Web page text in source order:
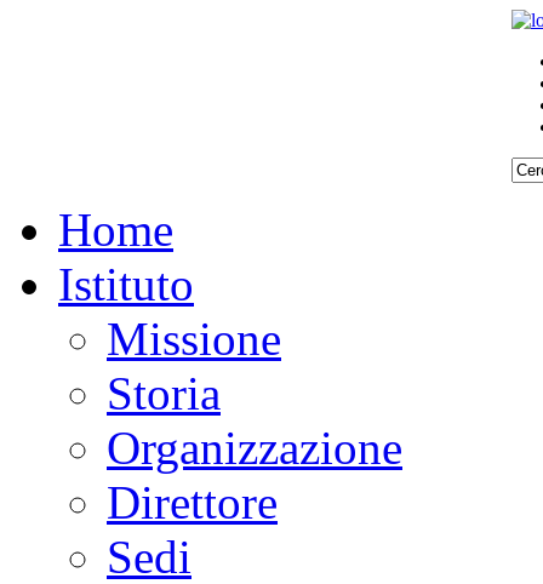
Home
Istituto
Missione
Storia
Organizzazione
Direttore
Sedi